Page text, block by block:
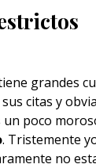
grandes
citas y
poco
. Tristemente
no